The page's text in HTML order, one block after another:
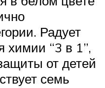
Радует
химии “3 в 1”,
от детей
семь